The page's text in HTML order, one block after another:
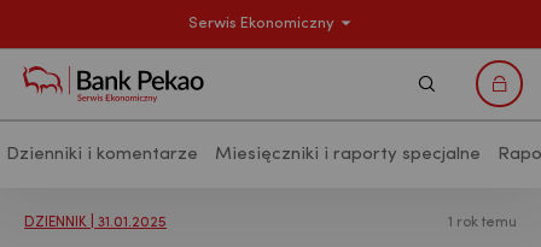
Serwis Ekonomiczny
Dzienniki i komentarze Miesięczniki i raporty specjalne
Szukaj
Analizy makroekonomiczne -
DZIENNIK | 31.01.2025 1 rok temu